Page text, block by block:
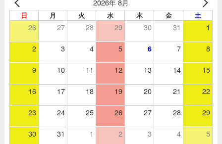
2026年 8月
日 月 火 水 木 金 土
26 27 28 29 30 31 1
2 3 4 5 6 7 8
9 10 11 12 13 14 15
16 17 18 19 20 21 22
23 24 25 26 27 28 29
30 31 1 2 3 4 5